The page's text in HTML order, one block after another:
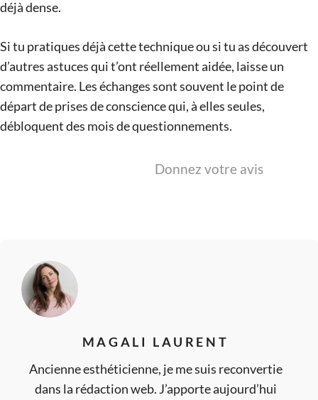
déjà dense.
Si tu pratiques déjà cette technique ou si tu as découvert
d’autres astuces qui t’ont réellement aidée, laisse un
commentaire. Les échanges sont souvent le point de
départ de prises de conscience qui, à elles seules,
débloquent des mois de questionnements.
Donnez votre avis
MAGALI LAURENT
Ancienne esthéticienne, je me suis reconvertie
dans la rédaction web. J’apporte aujourd’hui